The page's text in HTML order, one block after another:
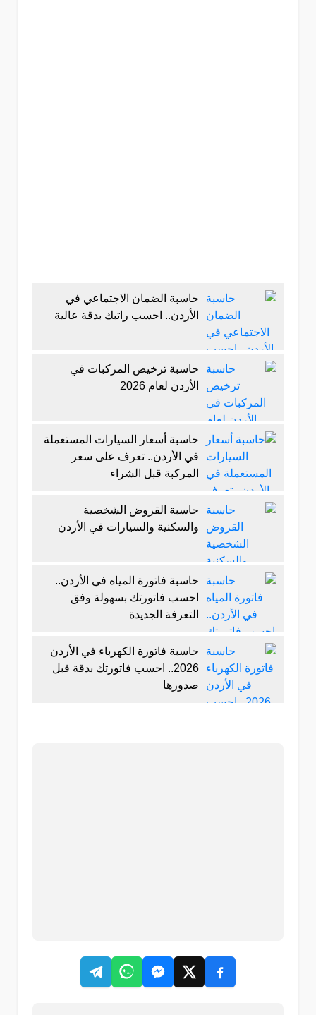
حاسبة الضمان الاجتماعي في
الأردن.. احسب راتبك بدقة عالية
حاسبة ترخيص المركبات في
الأردن لعام 2026
حاسبة أسعار السيارات المستعملة
في الأردن.. تعرف على سعر
المركبة قبل الشراء
حاسبة القروض الشخصية
والسكنية والسيارات في الأردن
حاسبة فاتورة المياه في الأردن..
احسب فاتورتك بسهولة وفق
التعرفة الجديدة
حاسبة فاتورة الكهرباء في الأردن
2026.. احسب فاتورتك بدقة قبل
صدورها